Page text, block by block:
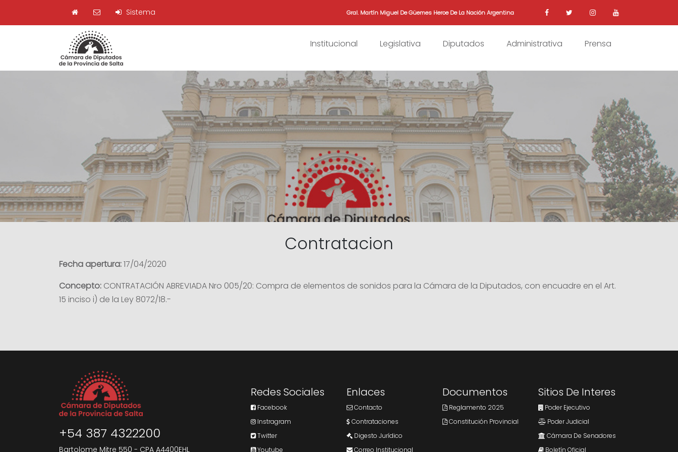
Sistema Gral. Martín Miguel De Güemes Heroe De La Nación Argentina
Institucional Legislativa Diputados Administrativa Prensa
Contratacion
Fecha apertura:17/04/2020
Concepto: CONTRATACIÓN ABREVIADA Nro 005/20: Compra de elementos de sonidos para la Cámara de la Diputados, con encuadre en el Art.
15 inciso i) de la Ley 8072/18.-
+54 387 4322200
Bartolome Mitre 550 - CPA A4400EHL
Redes Sociales
Facebook
Instragram
Twitter
Youtube
Enlaces
Contacto
Contrataciones
Digesto Jurídico
Correo Institucional
Documentos
Reglamento 2025
Constitución Provincial
Sitios De Interes
Poder Ejecutivo
Poder Judicial
Cámara De Senadores
Boletín Oficial